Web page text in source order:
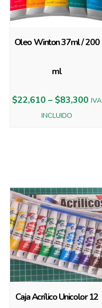
Oleo Winton 37ml / 200
ml
$22,610– $83,300 IVA
INCLUIDO
Caja Acrílico Unicolor 12